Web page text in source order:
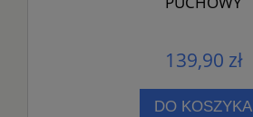
139,90 zł
DO KOSZYKA